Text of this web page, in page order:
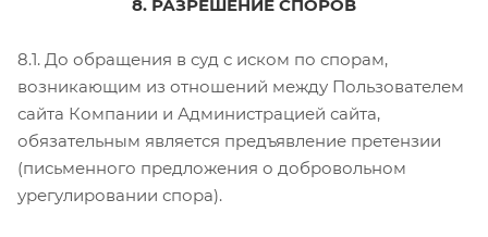
8. РАЗРЕШЕНИЕ СПОРОВ
8.1. До обращения в суд с иском по спорам,
возникающим из отношений между Пользователем
сайта Компании и Администрацией сайта,
обязательным является предъявление претензии
(письменного предложения о добровольном
урегулировании спора).